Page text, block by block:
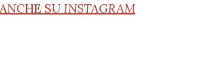
ANCHE SU INSTAGRAM